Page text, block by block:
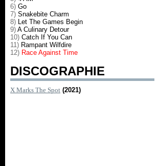
6) Go
7) Snakebite Charm
8) Let The Games Begin
9) A Culinary Detour
10) Catch If You Can
11) Rampant Wilfdire
12) Race Against Time
DISCOGRAPHIE
X Marks The Spot (2021)